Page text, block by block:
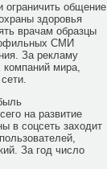
ограничить общение
здоровья
врачам образцы
СМИ
За рекламу
компаний мира,
на развитие
в соцсеть заходит
За год число